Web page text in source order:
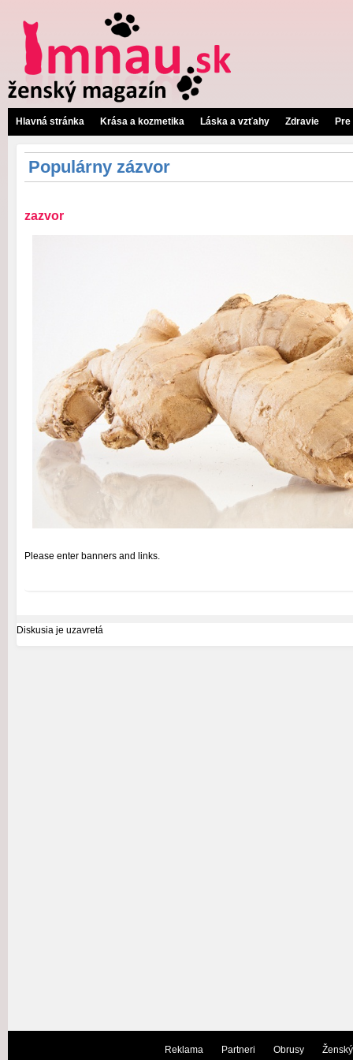
Hlavná stránka Krása a kozmetika Láska a vzťahy Zdravie
Populárny zázvor
zazvor
Please enter banners and links.
Diskusia je uzavretá
Reklama Partneri Obrusy